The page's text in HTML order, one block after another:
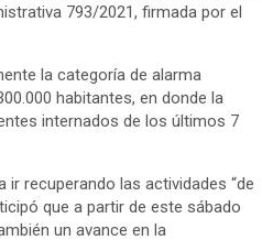
793/2021, firmada por el
la categoría de alarma
habitantes, en donde la
internados de los últimos 7
ir recuperando las actividades “de
que a partir de este sábado
un avance en la